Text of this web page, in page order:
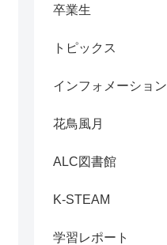
卒業生
トピックス
インフォメーション
花鳥風月
ALC図書館
K-STEAM
学習レポート